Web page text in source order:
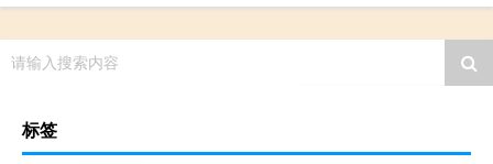
请输入搜索内容
标签